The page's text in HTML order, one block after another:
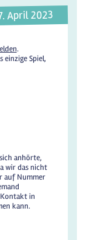
April 2023
.
einzige Spiel,
anhörte,
wir das nicht
auf Nummer
in
kann.